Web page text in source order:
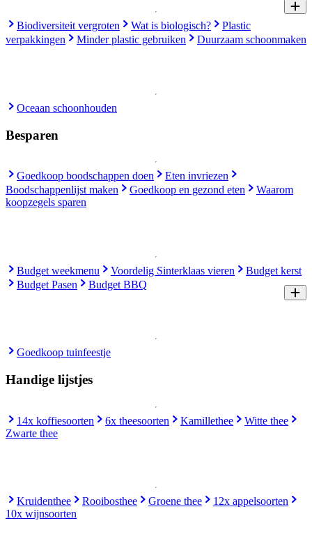
Biodiversiteit vergroten Wat is biologisch?
Plastic
verpakkingen
Minder plastic gebruiken Duurzaam schoonmaken
Oceaan schoonhouden
Besparen
Goedkoop boodschappen doen
Eten invriezen
Boodschappenlijst maken
Goedkoop en gezond eten
Waarom
koopzegels sparen
Budget weekmenu Voordelig Sinterklaas vieren
Budget kerst
Budget Pasen
Budget BBQ
Goedkoop tuinfeestje
Handige lijstjes
14x koffiesoorten 6x theesoorten Kamillethee
Witte thee
Zwarte thee
Kruidenthee Rooibosthee Groene thee
12x appelsoorten
10x wijnsoorten